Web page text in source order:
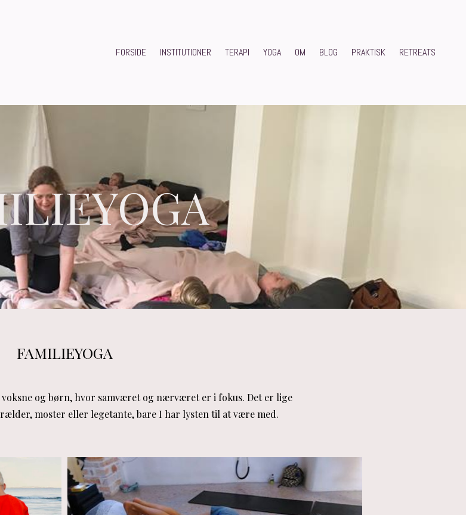
FORSIDE INSTITUTIONER TERAPI YOGA OM BLOG PRAKTISK RETREATS
FAMILIEYOGA
og børn, hvor samværet og nærværet er i fokus. Det er lige
moster eller legetante, bare I har lysten til at være med.